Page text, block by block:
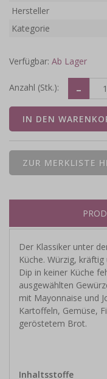
Hersteller
Kategorie
Verfügbar: Ab Lager
Anzahl (Stk.):
Der Klassiker unter
Küche. Würzig,
Dip in keiner Küche
ausgewählten
mit Mayonnaise und
Kartoffeln, Gemüse,
geröstetem Brot.
Inhaltsstoffe